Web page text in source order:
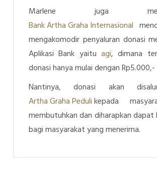
Marlene juga
Bank Artha Graha Internasional
mengakomodir penyaluran donasi
Aplikasi Bank yaitu agi, dimana
donasi hanya mulai dengan Rp5.000,-
Nantinya, donasi akan
Artha Graha Pedulikepada
membutuhkan dan diharapkan
bagi masyarakat yang menerima.